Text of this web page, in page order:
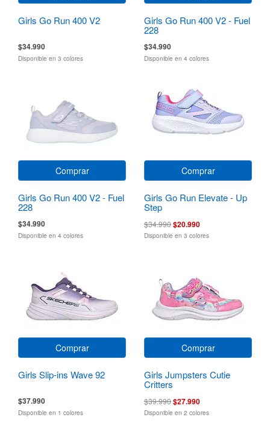
Girls Go Run 400 V2
$34.990
Disponible en 3 colores
Girls Go Run 400 V2 - Fuel
228
$34.990
Disponible en 4 colores
Comprar
Girls Go Run 400 V2 - Fuel
228
$34.990
Disponible en 4 colores
Comprar
Girls Go Run Elevate - Up
Step
$34.990$20.990
Disponible en 3 colores
Comprar
Girls Slip-ins Wave 92
$37.990
Disponible en 1 colores
Comprar
Girls Jumpsters Cutie
Critters
$39.990$27.990
Disponible en 2 colores